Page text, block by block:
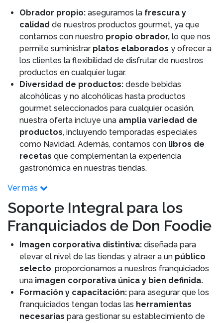
Obrador propio: aseguramos la frescura y
calidad de nuestros productos gourmet, ya que
contamos con nuestro propio obrador, lo que nos
permite suministrar platos elaborados y ofrecer a
los clientes la flexibilidad de disfrutar de nuestros
productos en cualquier lugar.
Diversidad de productos: desde bebidas
alcohólicas y no alcohólicas hasta productos
gourmet seleccionados para cualquier ocasión,
nuestra oferta incluye una amplia variedad de
productos, incluyendo temporadas especiales
como Navidad. Además, contamos con libros de
recetas que complementan la experiencia
gastronómica en nuestras tiendas.
Ver más
Soporte Integral para los
Franquiciados de Don Foodie
Imagen corporativa distintiva: diseñada para
elevar el nivel de las tiendas y atraer a un público
selecto, proporcionamos a nuestros franquiciados
una imagen corporativa única y bien definida.
Formación y capacitación: para asegurar que los
franquiciados tengan todas las herramientas
necesarias para gestionar su establecimiento de